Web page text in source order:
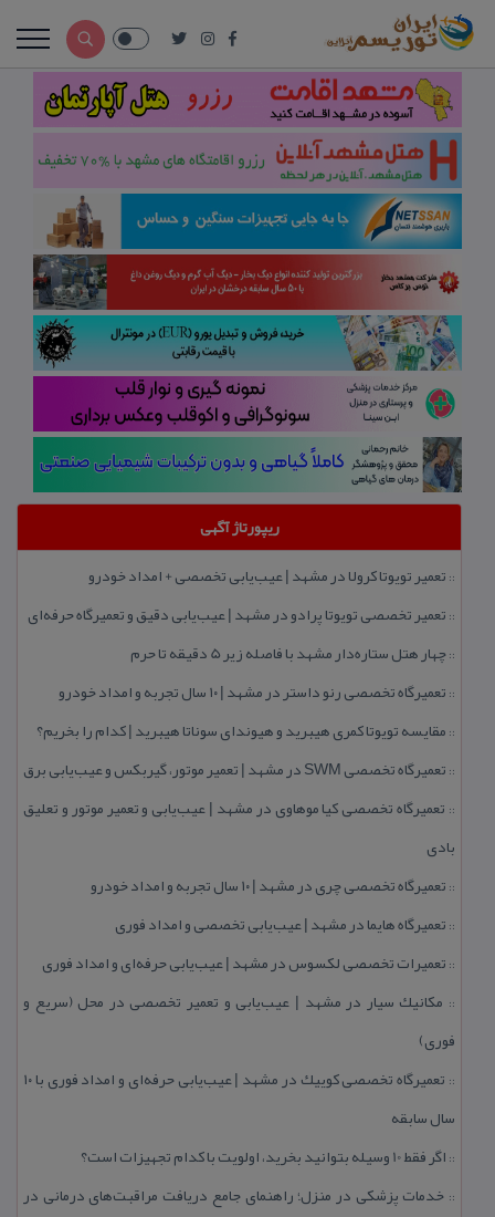
ریپورتاژ آگهی
:: تعمیر تویوتا كرولا در مشهد | عیب‌یابی تخصصی + امداد خودرو
:: تعمیر تخصصی تویوتا پرادو در مشهد | عیب‌یابی دقیق و تعمیرگاه حرفه‌ای
::چهار هتل‌ ستاره‌دار مشهد با فاصله زیر 5 دقیقه تا حرم
:: تعمیرگاه تخصصی رنو داستر در مشهد | ۱۰ سال تجربه و امداد خودرو
:: مقایسه تویوتا كمری هیبرید و هیوندای سوناتا هیبرید | كدام را بخریم؟
:: تعمیرگاه تخصصی SWM در مشهد | تعمیر موتور، گیربكس و عیب‌یابی برق
:: تعمیرگاه تخصصی كیا موهاوی در مشهد | عیب‌یابی و تعمیر موتور و تعلیق
بادی
:: تعمیرگاه تخصصی چری در مشهد | ۱۰ سال تجربه و امداد خودرو
:: تعمیرگاه هایما در مشهد | عیب‌یابی تخصصی و امداد فوری
:: تعمیرات تخصصی لكسوس در مشهد | عیب‌یابی حرفه‌ای و امداد فوری
:: مكانیك سیار در مشهد | عیب‌یابی و تعمیر تخصصی در محل (سریع و
فوری)
::
تعمیرگاه تخصصی كوییك در مشهد | عیب‌یابی حرفه‌ای و امداد فوری با ۱۰
سال سابقه
:: اگر فقط 10 وسیله بتوانید بخرید، اولویت با كدام تجهیزات است؟
:: خدمات پزشكی در منزل؛ راهنمای جامع دریافت مراقبت‌های درمانی در